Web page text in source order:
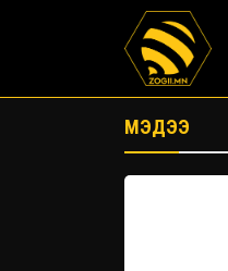
МЭДЭЭ